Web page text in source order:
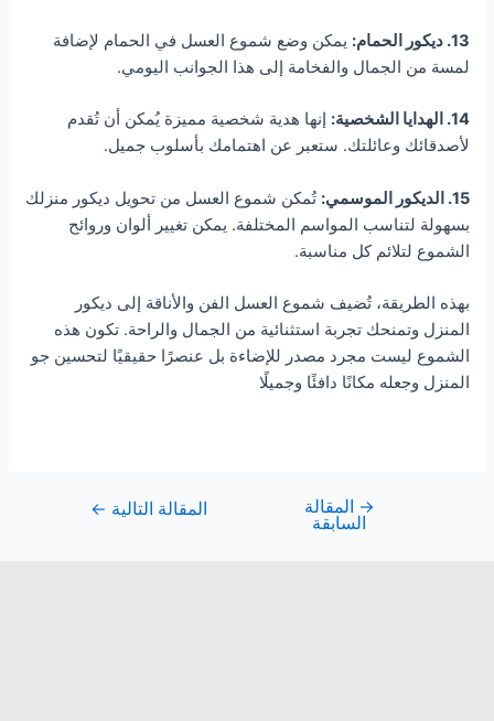
13. ديكور الحمام:
يمكن وضع شموع العسل في الحمام لإضافة
لمسة من الجمال والفخامة إلى هذا الجوانب اليومي.
14. الهدايا الشخصية:
إنها هدية شخصية مميزة يُمكن أن تُقدم
لأصدقائك وعائلتك. ستعبر عن اهتمامك بأسلوب جميل.
15. الديكور الموسمي:
تُمكن شموع العسل من تحويل ديكور منزلك
بسهولة لتناسب المواسم المختلفة. يمكن تغيير ألوان وروائح
الشموع لتلائم كل مناسبة.
بهذه الطريقة، تُضيف شموع العسل الفن والأناقة إلى ديكور
المنزل وتمنحك تجربة استثنائية من الجمال والراحة. تكون هذه
الشموع ليست مجرد مصدر للإضاءة بل عنصرًا حقيقيًا لتحسين جو
المنزل وجعله مكانًا دافئًا وجميلًا
→ المقالة
السابقة
المقالة التالية ←